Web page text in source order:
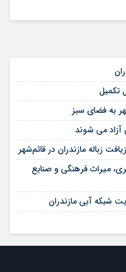
تکمیل
به فضای سبز
زباله مازندران در قائم‌شهر
میراث فرهنگی و صنایع
شبکه آبی مازندران